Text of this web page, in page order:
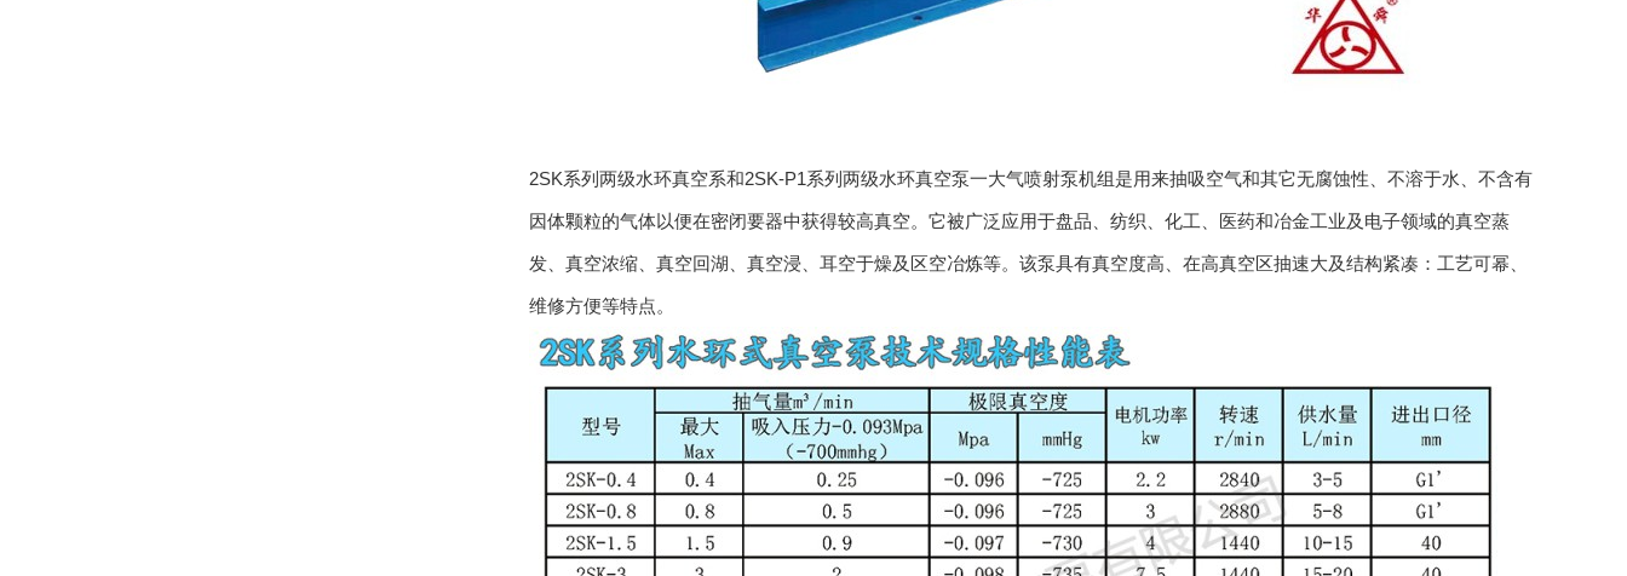
2SK系列两级水环真空系和2SK-P1系列两级水环真空泵一大气喷射泵机组是用来抽吸空气和其它无腐蚀性、不溶于水、不含有
因体颗粒的气体以便在密闭要器中获得较高真空。它被广泛应用于盘品、纺织、化工、医药和冶金工业及电子领域的真空蒸
发、真空浓缩、真空回湖、真空浸、耳空于燥及区空冶炼等。该泵具有真空度高、在高真空区抽速大及结构紧凑：工艺可幂、
维修方便等特点。